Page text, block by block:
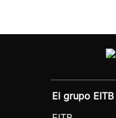
El grupo EITB